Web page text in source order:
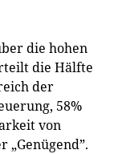
die hohen
die Hälfte
der
58%
von
„Genügend”.